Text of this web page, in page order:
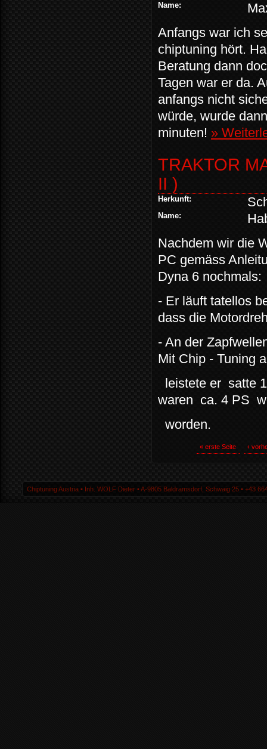
Name:
Anfangs war ich
chiptuning hört.
Beratung dann
Tagen war er da.
anfangs nicht
würde, wurde
minuten! »
TRAKTOR
II )
Herkunft:
Name:
Nachdem wir die
PC gemäss
Dyna 6 nochmals:
- Er läuft tatellos
dass die
- An der
Mit Chip - Tuning
leistete er satte
waren ca. 4 PS
worden.
« erste Seite ‹
Chiptuning Austria ▪ Inh. WOLF Dieter ▪ A-9805 Baldramsdorf, Schwaig 25 ▪ +43